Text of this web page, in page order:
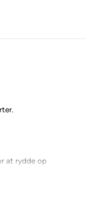
at rydde op
at affedte